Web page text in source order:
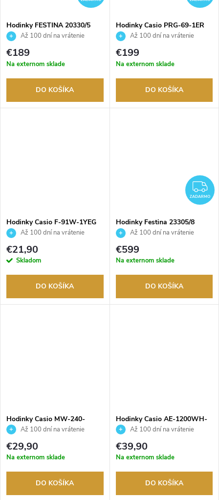
Hodinky FESTINA 20330/5
Až 100 dní na vrátenie
tovaru. Autorizovaný predajca.
€189
Na externom sklade
DO KOŠÍKA
Hodinky Casio PRG-69-1ER
Až 100 dní na vrátenie
tovaru. Autorizovaný predajca.
€199
Na externom sklade
DO KOŠÍKA
Hodinky Casio F-91W-1YEG
Až 100 dní na vrátenie
tovaru. Autorizovaný predajca.
€21,90
Skladom
DO KOŠÍKA
ZADARMO
Hodinky Festina 23305/8
Až 100 dní na vrátenie
tovaru. Autorizovaný predajca.
€599
Na externom sklade
DO KOŠÍKA
Hodinky Casio MW-240-
1E2VEFAž 100 dní na vrátenie
€29,90
Na externom sklade
DO KOŠÍKA
Hodinky Casio AE-1200WH-
1AVEFAž 100 dní na vrátenie
€39,90
Na externom sklade
DO KOŠÍKA